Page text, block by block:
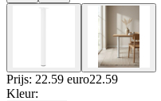
Prijs: 22.59 euro22.59
Kleur: